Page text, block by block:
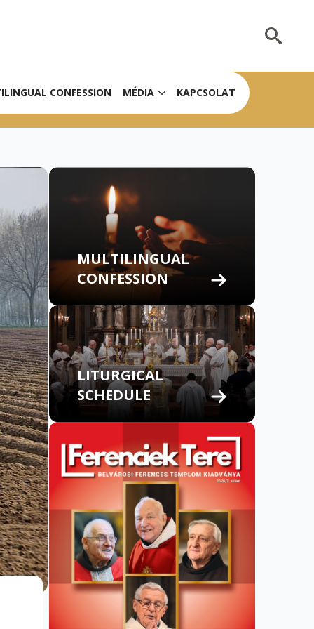
CONFESSION MÉDIA KAPCSOLAT
MULTILINGUAL
CONFESSION
LITURGICAL
SCHEDULE